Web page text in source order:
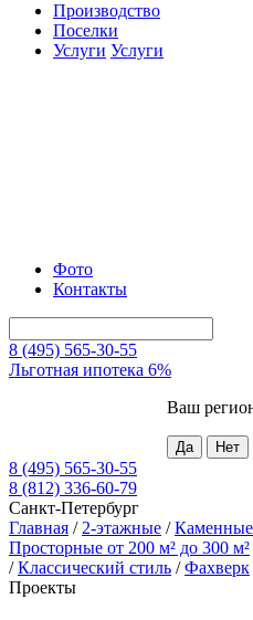
Производство
Поселки
Услуги Услуги
Фото
Контакты
8 (495) 565-30-55
Льготная ипотека 6%
Ваш
8 (495) 565-30-55
8 (812) 336-60-79
Санкт-Петербург
Главная / 2-этажные /
Просторные от 200 м² до 300 м²
/Классический стиль /Фахверк
Проекты